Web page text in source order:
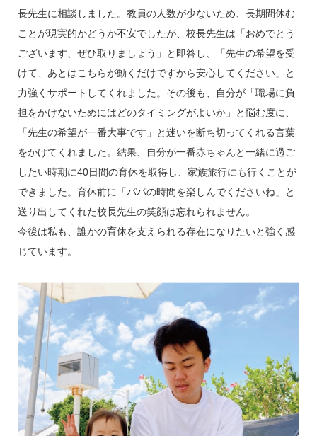
長先生に相談しました。教員の人数が少ないため、長期間休む
ことが現実的かどうか不安でしたが、校長先生は「おめでとう
ございます、ぜひ取りましょう」と即答し、「先生の希望を受
けて、あとはこちらが動くだけですから安心してください」と
力強くサポートしてくれました。その後も、自分が「職場に負
担をかけないためにはどのタイミングがよいか」と悩む度に、
「先生の希望が一番大事です」と迷いを断ち切ってくれる言葉
をかけてくれました。結果、自分が一番赤ちゃんと一緒に過ご
したい時期に40日間の育休を取得し、家族旅行にも行くことが
できました。育休前に「パパの時間を楽しんでくださいね」と
送り出してくれた校長先生の笑顔は忘れられません。
今後は私も、誰かの育休を支えられる存在になりたいと強く感
じています。